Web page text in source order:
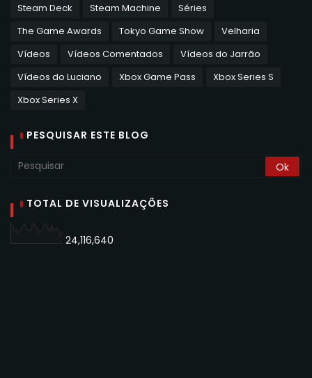
Steam Deck
Steam Machine
Séries
The Game Awards
Tokyo Game Show
Velharia
Vídeos
Vídeos Comentados
Vídeos do Jarrão
Vídeos do Luciano
Xbox Game Pass
Xbox Series S
Xbox Series X
PESQUISAR ESTE BLOG
TOTAL DE VISUALIZAÇÕES
24,116,640